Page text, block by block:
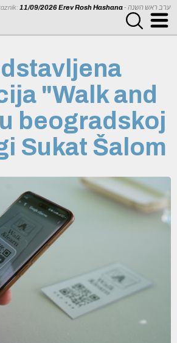
11/09/2026 Erev Rosh Hashana - ערב ראש השנה
"Walk and
beogradskoj
Sukat Šalom